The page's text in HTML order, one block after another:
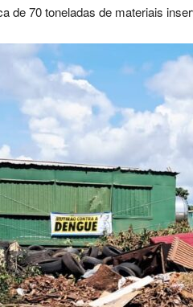
de 70 toneladas de materiais